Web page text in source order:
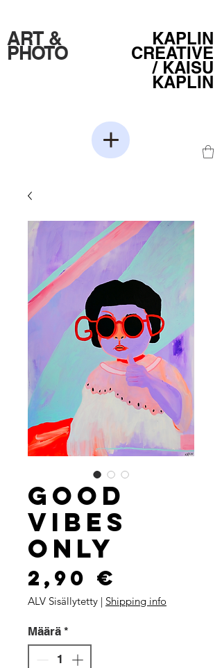
KAPLIN
CREATIVE
/KAISU
KAPLIN
ART &
PHOTO
Good
vibes
only
2,90 €
ALV Sisällytetty | Shipping info
Määrä *